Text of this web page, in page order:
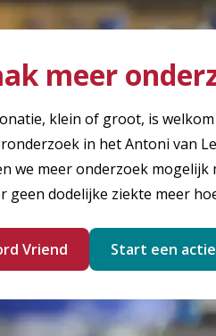
meer
klein of groot, is
in het Antoni van
we meer onderzoek
geen dodelijke ziekte meer
Vriend Start een actie